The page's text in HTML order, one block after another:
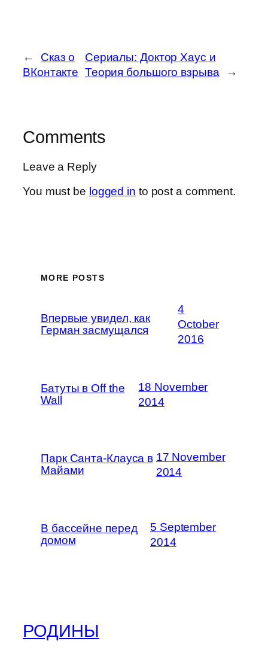
←
Сказ о
ВКонтакте
Сериалы: Доктор Хаус и
Теория большого взрыва
→
Comments
Leave a Reply
You must be logged in to post a comment.
MORE POSTS
Впервые увидел, как
Герман засмущался
4
October
2016
Батуты в Off the
Wall
18 November
2014
Парк Санта-Клауса в
Майами
17 November
2014
В бассейне перед
домом
5 September
2014
РОДИНЫ